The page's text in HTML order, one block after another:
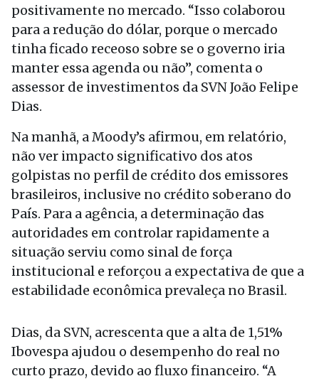
positivamente no mercado. “Isso colaborou
para a redução do dólar, porque o mercado
tinha ficado receoso sobre se o governo iria
manter essa agenda ou não”, comenta o
assessor de investimentos da SVN João Felipe
Dias.
Na manhã, a Moody’s afirmou, em relatório,
não ver impacto significativo dos atos
golpistas no perfil de crédito dos emissores
brasileiros, inclusive no crédito soberano do
País. Para a agência, a determinação das
autoridades em controlar rapidamente a
situação serviu como sinal de força
institucional e reforçou a expectativa de que a
estabilidade econômica prevaleça no Brasil.
Dias, da SVN, acrescenta que a alta de 1,51%
Ibovespa ajudou o desempenho do real no
curto prazo, devido ao fluxo financeiro. “A